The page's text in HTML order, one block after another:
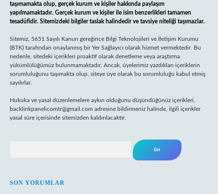
taşımamakta olup, gerçek kurum ve kişiler hakkında paylaşım
yapılmamaktadır. Gerçek kurum ve kişiler ile isim benzerlikleri tamamen
tesadüfidir. Sitemizdeki bilgiler taslak halindedir ve tavsiye niteliği taşımazlar.
Sitemiz, 5651 Sayılı Kanun gereğince Bilgi Teknolojileri ve İletişim Kurumu
(BTK) tarafından onaylanmış bir Yer Sağlayıcı olarak hizmet vermektedir. Bu
nedenle, sitedeki içerikleri proaktif olarak denetleme veya araştırma
yükümlülüğümüz bulunmamaktadır. Ancak, üyelerimiz yazdıkları içeriklerin
sorumluluğunu taşımakta olup, siteye üye olarak bu sorumluluğu kabul etmiş
sayılırlar.
Hukuka ve yasal düzenlemelere aykırı olduğunu düşündüğünüz içerikleri,
backlinkpanelicomtr@gmail.com adresine bildirmeniz halinde, ilgili içerikler
yasal süre içerisinde sitemizden kaldırılacaktır.
SON YORUMLAR